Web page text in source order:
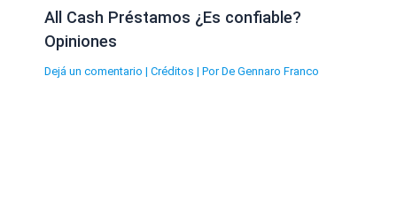
All Cash Préstamos ¿Es confiable?
Opiniones
Dejá un comentario | Créditos | Por De Gennaro Franco